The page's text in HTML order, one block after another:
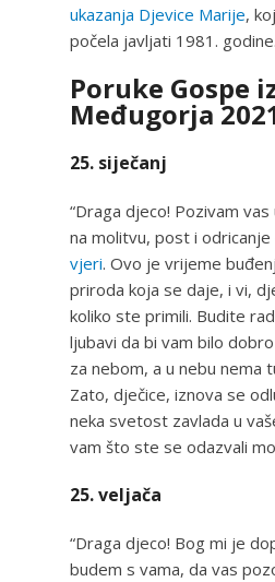
ukazanja Djevice Marije,
počela javljati 1981. godine.
Poruke Gospe
Međugorja
25. siječanj
“Draga djeco! Pozivam
na molitvu, post i odricanje
vjeri. Ovo je vrijeme
priroda koja se daje, i vi,
koliko ste primili. Budite
ljubavi da bi vam bilo
za nebom, a u nebu nema
Zato, dječice, iznova se
neka svetost zavlada u
vam što ste se odazvali
25. veljača
“Draga djeco! Bog mi je
budem s vama, da vas